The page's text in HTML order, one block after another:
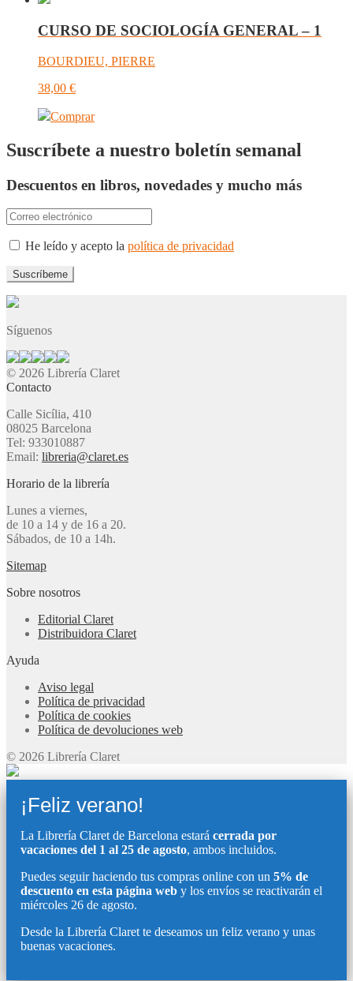
CURSO DE SOCIOLOGÍA GENERAL – 1
BOURDIEU, PIERRE
38,00 €
Comprar
Suscríbete a nuestro boletín semanal
Descuentos en libros, novedades y mucho más
He leído y acepto la política de privacidad
Síguenos
© 2026 Librería Claret
Contacto
Calle Sicília, 410
08025 Barcelona
Tel: 933010887
Email: libreria@claret.es
Horario de la librería
Lunes a viernes,
de 10 a 14 y de 16 a 20.
Sábados, de 10 a 14h.
Sitemap
Sobre nosotros
Editorial Claret
Distribuidora Claret
Ayuda
Aviso legal
Política de privacidad
Política de cookies
Política de devoluciones web
© 2026 Librería Claret
¡Feliz verano!
La Librería Claret de Barcelona estará cerrada por
vacaciones del 1 al 25 de agosto, ambos incluidos.
Puedes seguir haciendo tus compras online con un 5% de
descuento en esta página web y los envíos se reactivarán el
miércoles 26 de agosto.
Desde la Librería Claret te deseamos un feliz verano y unas
buenas vacaciones.